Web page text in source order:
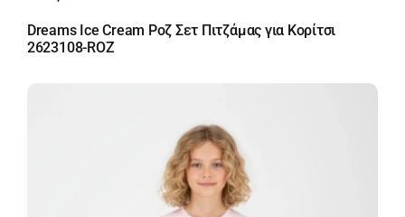
Dreams Ice Cream Ροζ Σετ Πιτζάμας για Κορίτσι
2623108-ROZ